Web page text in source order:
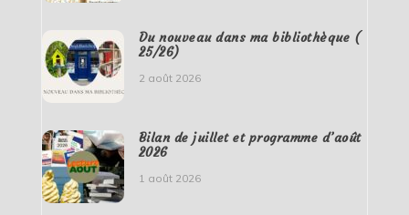
Du nouveau dans ma bibliothèque (
25/26)
2 août 2026
Bilan de juillet et programme d’août
2026
1 août 2026